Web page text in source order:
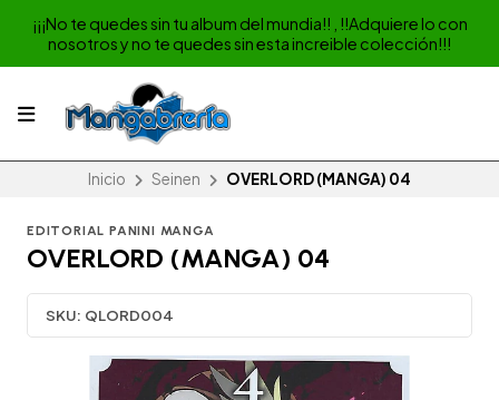
¡¡¡No te quedes sin tu album del mundia!! , !!Adquiere lo con
nosotros y no te quedes sin esta increible colección!!!
Inicio Seinen OVERLORD (MANGA) 04
EDITORIAL PANINI MANGA
OVERLORD (MANGA) 04
SKU: QLORD004